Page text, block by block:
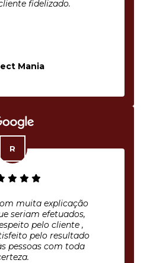
fidelizado.
Mania
muita explicação
seriam efetuados,
pelo cliente ,
pelo resultado
pessoas com toda